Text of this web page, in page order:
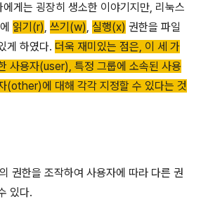
게는 굉장히 생소한 이야기지만, 리눅스
읽기(r), 쓰기(w), 실행(x) 권한을 파일
게 하였다. 더욱 재미있는 점은, 이 세 가
사용자(user), 특정 그룹에 소속된 사용
(other)에 대해 각각 지정할 수 있다는 것
권한을 조작하여 사용자에 따라 다른 권
있다.